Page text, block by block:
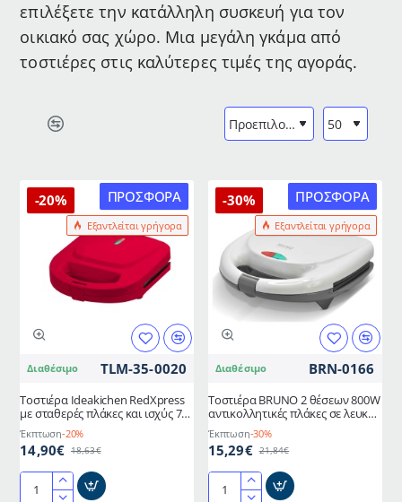
επιλέξετε την κατάλληλη συσκευή για τον
οικιακό σας χώρο. Μια μεγάλη γκάμα από
τοστιέρες στις καλύτερες τιμές της αγοράς.
ΠΡΟΣΦΟΡΆ
Εξαντλείται γρήγορα
-20%
Διαθέσιμο TLM-35-0020
Τοστιέρα Ideakichen RedXpress
με σταθερές πλάκες και ισχύς 750
Watt Telemax
Έκπτωση-20%
14,90€ 18,63€
Τοστιέρα
ΠΡΟΣΦΟΡΆ
Εξαντλείται γρήγορα
-30%
Διαθέσιμο BRN-0166
Τοστιέρα BRUNO 2 θέσεων 800W
αντικολλητικές πλάκες σε λευκό
χρώμα
Έκπτωση-30%
15,29€ 21,84€
Τοστιέρα